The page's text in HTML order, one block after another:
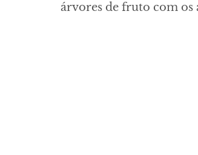
árvores de fruto com os